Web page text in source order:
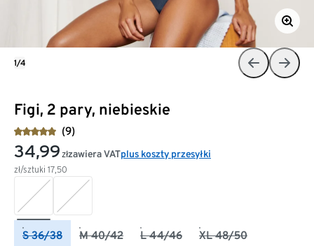
Figi, 2 pary, niebieskie
(9)
34,99 zł
zł/sztuki 17,50
zawiera VATplus koszty przesyłki
S 36/38 M 40/42 L 44/46 XL 48/50
1/4